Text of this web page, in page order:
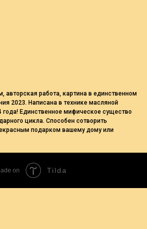
авторская работа, картина в единственном
2023. Написана в технике масляной
Единственное мифическое существо
цикла. Способен сотворить
подарком вашему дому или
on Tilda